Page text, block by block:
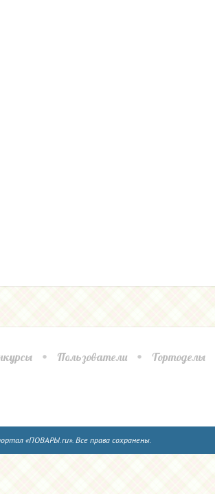
Пользователи Тортоделы
«ПОВАРЫ.ru». Все права сохранены.